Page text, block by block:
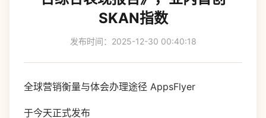
SKAN指数
发布时间：2025-12-30 00:40:18
全球营销衡量与体会办理途径 AppsFlyer
于今天正式发布